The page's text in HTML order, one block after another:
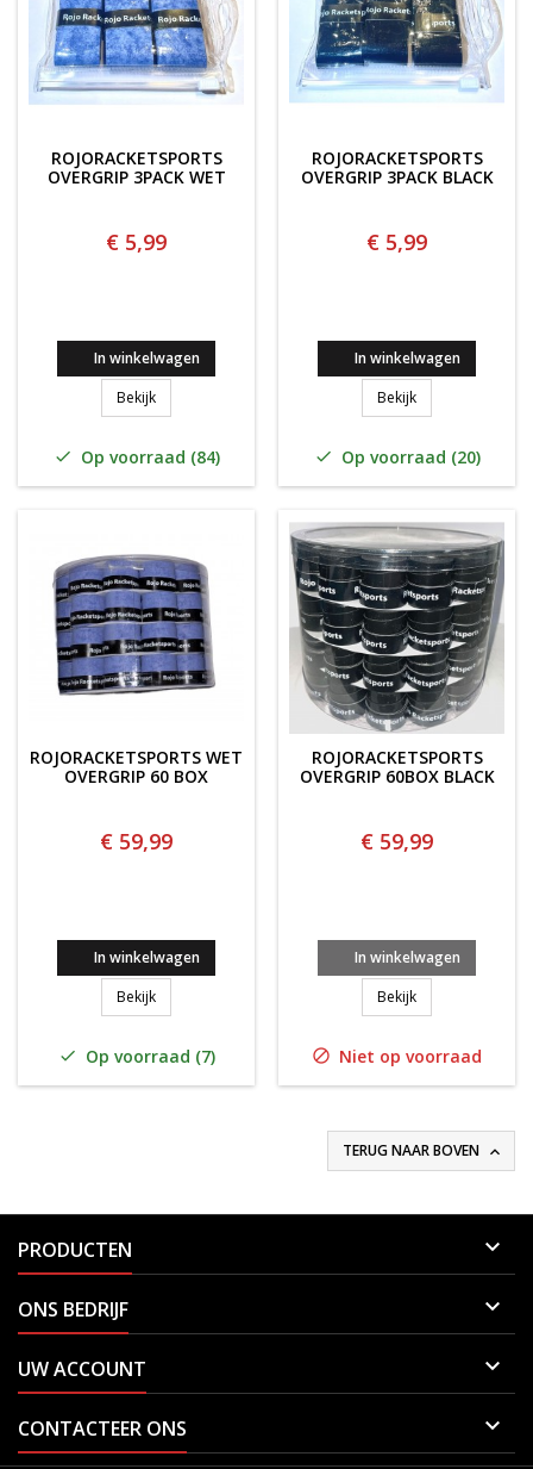
ROJORACKETSPORTS
OVERGRIP 3PACK WET
€ 5,99
In winkelwagen
BekijkROJORACKETSPORTS OVERGRIP 3PACK WET
 Op voorraad (84)
ROJORACKETSPORTS
OVERGRIP 3PACK BLACK
€ 5,99
In winkelwagen
Bekijk
 Op voorraad (20)
ROJORACKETSPORTS WET
OVERGRIP 60 BOX
€ 59,99
In winkelwagen
BekijkROJORACKETSPORTS WET OVERGRIP 60 BOX
 Op voorraad (7)
ROJORACKETSPORTS
OVERGRIP 60BOX BLACK
€ 59,99
In winkelwagen
Bekijk
 Niet op voorraad
TERUG NAAR BOVEN 
PRODUCTEN 
ONS BEDRIJF 
UW ACCOUNT 
CONTACTEER ONS 